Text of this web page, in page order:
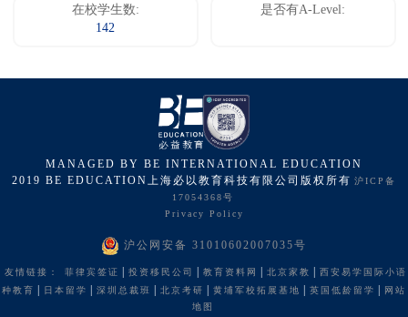
在校学生数:
142
是否有A-Level:
MANAGED BY BE INTERNATIONAL EDUCATION
2019 BE EDUCATION上海必以教育科技有限公司版权所有 沪ICP备
17054368号
Privacy Policy
沪公网安备 31010602007035号
友情链接： 菲律宾签证 投资移民公司 教育资料网 北京家教
西安易学国际小语
种教育
日本留学 深圳总裁班 北京考研 黄埔军校拓展基地 英国低龄留学
网站
地图